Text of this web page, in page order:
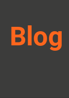
Blog